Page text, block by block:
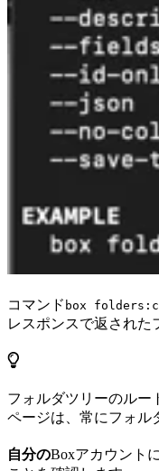
コマンド box
レスポンスで返された
フォルダツリーのルー
ページは、常にフォル
自分のBoxアカウント